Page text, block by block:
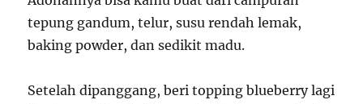
tepung gandum, telur, susu rendah lemak,
baking powder, dan sedikit madu.
Setelah dipanggang, beri topping blueberry lagi